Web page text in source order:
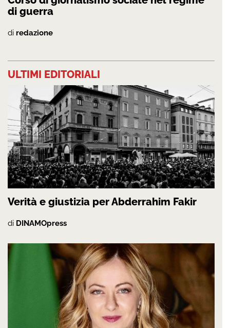
di guerra
di redazione
ULTIMI EDITORIALI
Verità e giustizia per Abderrahim Fakir
di DINAMOpress